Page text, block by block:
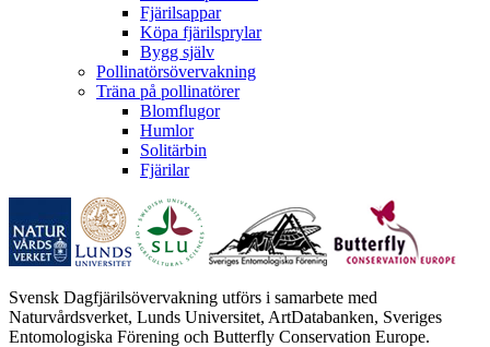
Fjärilsappar
Köpa fjärilsprylar
Bygg själv
Pollinatörsövervakning
Träna på pollinatörer
Blomflugor
Humlor
Solitärbin
Fjärilar
Svensk Dagfjärilsövervakning utförs i samarbete med
Naturvårdsverket, Lunds Universitet, ArtDatabanken, Sveriges
Entomologiska Förening och Butterfly Conservation Europe.